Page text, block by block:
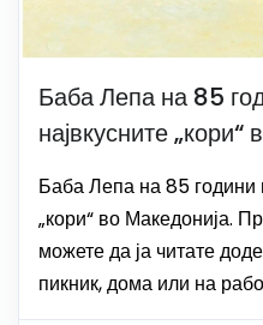
Баба Лепа на 85
највкусните „кори“
Баба Лепа на 85 години
„кори“ во Македонија.
можете да ја читате
пикник, дома или на